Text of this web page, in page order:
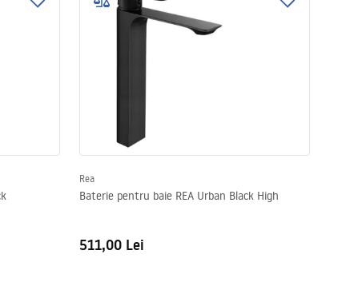
Rea
Baterie pentru baie REA Urban Black High
511,00 Lei